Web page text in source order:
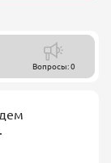
Вопросы: 0